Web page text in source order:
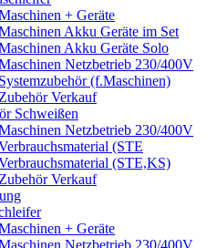
+ Geräte
Akku Geräte im Set
Akku Geräte Solo
Netzbetrieb 230/400V
Systemzubehör (f.Maschinen)
Zubehör Verkauf
Schweißen
Netzbetrieb 230/400V
(STE
(STE,KS)
Zubehör Verkauf
+ Geräte
Netzbetrieb 230/400V